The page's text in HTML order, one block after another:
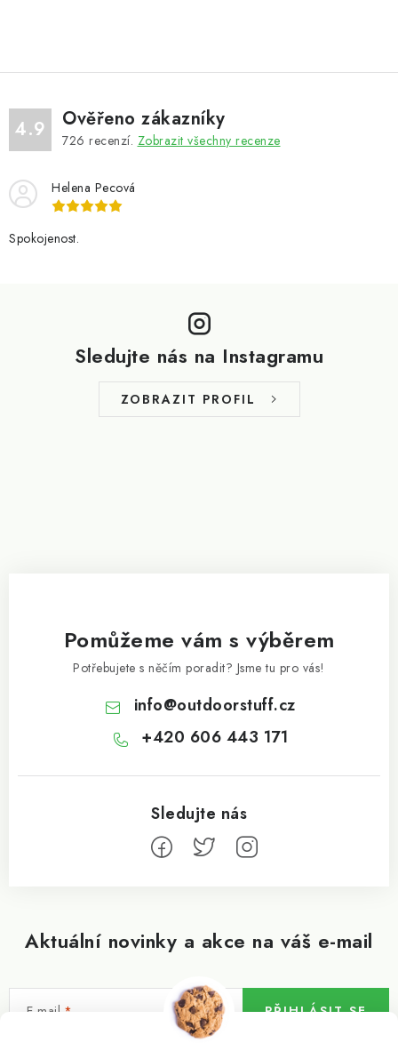
4.9 Ověřeno zákazníky
726 recenzí. Zobrazit všechny recenze
Helena Pecová
Spokojenost.
Sledujte nás na Instagramu
ZOBRAZIT PROFIL
Aktuální novinky a akce na váš e-mail
E-mail PŘIHLÁSIT SE
Pomůžeme vám s výběrem
Potřebujete s něčím poradit? Jsme tu pro vás!
info@outdoorstuff.cz
+420 606 443 171